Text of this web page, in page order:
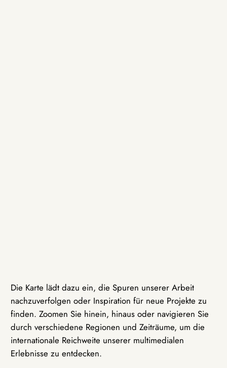
Die Karte lädt dazu ein, die Spuren unserer Arbeit
nachzuverfolgen oder Inspiration für neue Projekte zu
finden. Zoomen Sie hinein, hinaus oder navigieren Sie
durch verschiedene Regionen und Zeiträume, um die
internationale Reichweite unserer multimedialen
Erlebnisse zu entdecken.